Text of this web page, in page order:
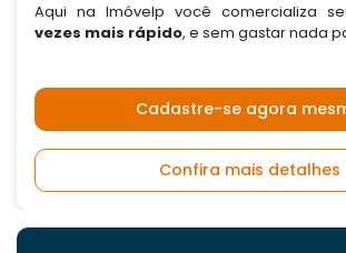
Aqui na Imóvelp você comercializa
vezes mais rápido, e sem gastar nada
Cadastre-se agora
Confira mais detalhes